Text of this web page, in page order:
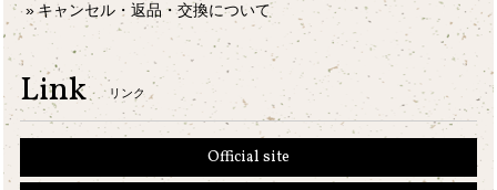
キャンセル・返品・交換について
Link リンク
Official site